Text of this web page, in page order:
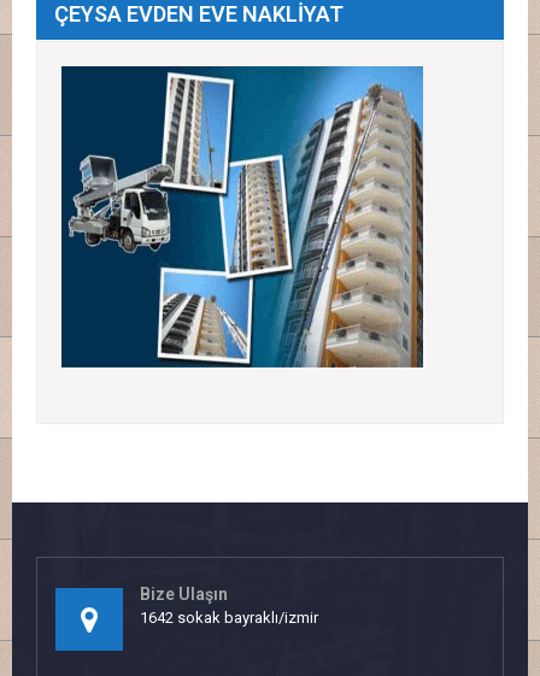
ÇEYSA EVDEN EVE NAKLİYAT
Bize Ulaşın
1642 sokak bayraklı/izmir